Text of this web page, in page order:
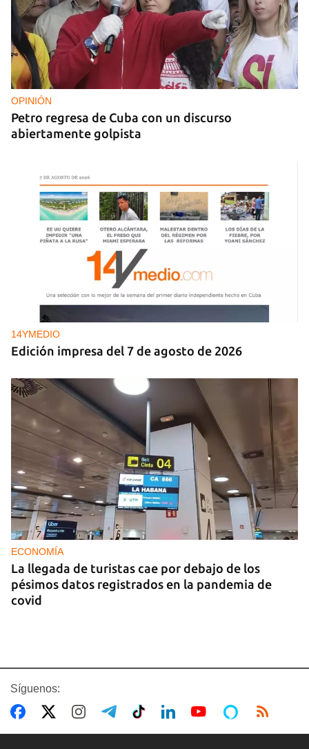
NICARAGUA
EE UU propone a la OEA convocar a los
cancilleres para "tomar medidas" contra las
decisiones de Ortega
OPINIÓN
Petro regresa de Cuba con un discurso
abiertamente golpista
14YMEDIO
Edición impresa del 7 de agosto de 2026
ECONOMÍA
La llegada de turistas cae por debajo de los
pésimos datos registrados en la pandemia de
covid
Síguenos: